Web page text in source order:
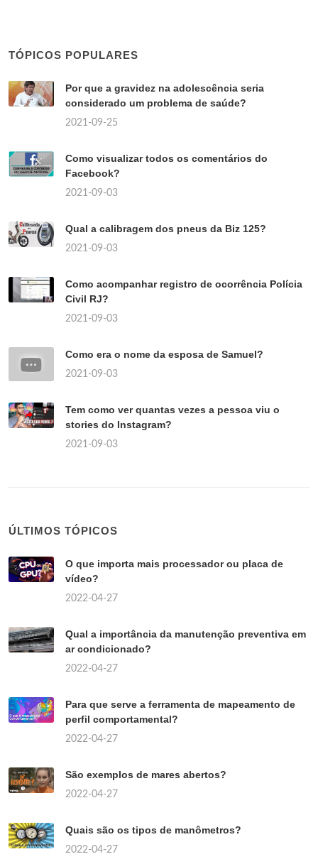
TÓPICOS POPULARES
Por que a gravidez na adolescência seria
considerado um problema de saúde?
2021-09-25
Como visualizar todos os comentários do
Facebook?
2021-09-03
Qual a calibragem dos pneus da Biz 125?
2021-09-03
Como acompanhar registro de ocorrência Polícia
Civil RJ?
2021-09-03
Como era o nome da esposa de Samuel?
2021-09-03
Tem como ver quantas vezes a pessoa viu o
stories do Instagram?
2021-09-03
ÚLTIMOS TÓPICOS
O que importa mais processador ou placa de
vídeo?
2022-04-27
Qual a importância da manutenção preventiva em
ar condicionado?
2022-04-27
Para que serve a ferramenta de mapeamento de
perfil comportamental?
2022-04-27
São exemplos de mares abertos?
2022-04-27
Quais são os tipos de manômetros?
2022-04-27